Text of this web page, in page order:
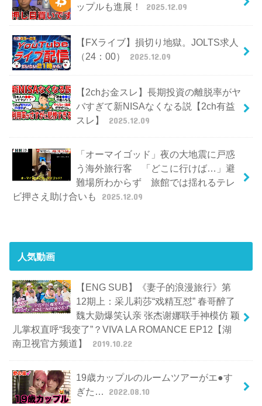
ップルも進展！
2025.12.09
【FXライブ】損切り地獄。JOLTS求人
（24：00）
2025.12.09
【2chお金スレ】長期投資の離脱率がヤ
バすぎて新NISAなくなる説【2ch有益
スレ】
2025.12.09
「オーマイゴッド」夜の大地震に戸惑
う海外旅行客 「どこに行けば…」避
難場所わからず 旅館では揺れるテレ
ビ押さえ助け合いも
2025.12.09
人気動画
【ENG SUB】《妻子的浪漫旅行》第
12期上：采儿莉莎“戏精互怼” 春哥醉了
魏大勋爆笑认亲 张杰谢娜联手神模仿 颖
儿掌权直呼“我变了”？VIVA LA ROMANCE EP12【湖
南卫视官方频道】
2019.10.22
19歳カップルのルームツアーがエ●す
ぎた…
2022.08.10